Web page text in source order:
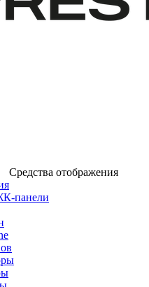
Средства отображения
панели